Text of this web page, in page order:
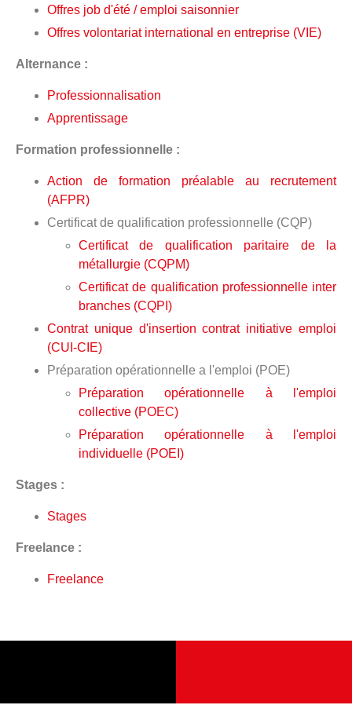
Offres job d'été / emploi saisonnier
Offres volontariat international en entreprise (VIE)
Alternance :
Professionnalisation
Apprentissage
Formation professionnelle :
Action de formation préalable au recrutement
(AFPR)
Certificat de qualification professionnelle (CQP)
Certificat de qualification paritaire de la
métallurgie (CQPM)
Certificat de qualification professionnelle inter
branches (CQPI)
Contrat unique d'insertion contrat initiative emploi
(CUI-CIE)
Préparation opérationnelle a l'emploi (POE)
Préparation opérationnelle à l'emploi
collective (POEC)
Préparation opérationnelle à l'emploi
individuelle (POEI)
Stages :
Stages
Freelance :
Freelance